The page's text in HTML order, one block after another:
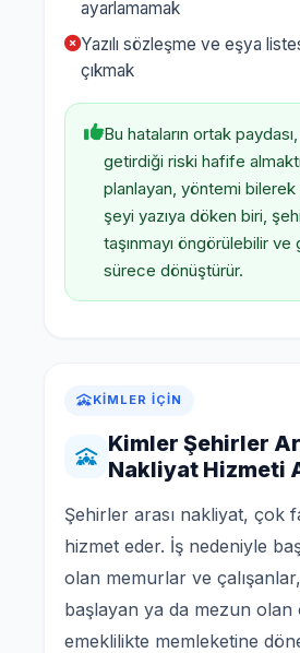
ayarlamamak
Yazılı sözleşme ve eşya
çıkmak
Bu hataların ortak
getirdiği riski hafife
planlayan, yöntemi
şeyi yazıya döken biri,
taşınmayı öngörülebilir ve
sürece dönüştürür.
KIMLER İÇIN
Kimler Şehirler
Nakliyat Hizmeti
Şehirler arası nakliyat, çok
hizmet eder. İş nedeniyle
olan memurlar ve
başlayan ya da mezun olan
emeklilikte memleketine